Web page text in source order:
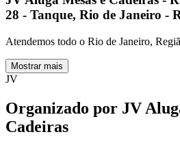
28 - Tanque, Rio de Janeiro -
Atendemos todo o Rio de Janeiro,
Mostrar mais
JV
Organizado por JV
Cadeiras